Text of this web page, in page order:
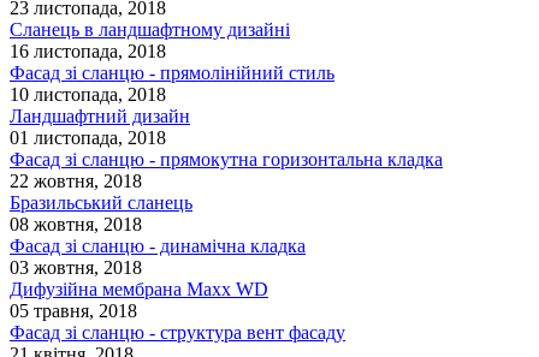
23 листопада, 2018
Сланець в ландшафтному дизайні
16 листопада, 2018
Фасад зі сланцю - прямолінійний стиль
10 листопада, 2018
Ландшафтний дизайн
01 листопада, 2018
Фасад зі сланцю - прямокутна горизонтальна кладка
22 жовтня, 2018
Бразильський сланець
08 жовтня, 2018
Фасад зі сланцю - динамічна кладка
03 жовтня, 2018
Дифузійна мембрана Maxx WD
05 травня, 2018
Фасад зі сланцю - структура вент фасаду